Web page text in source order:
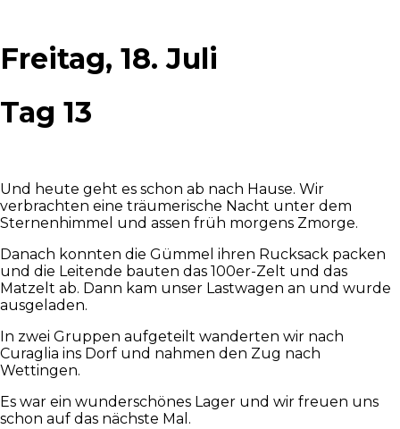
Freitag, 18. Juli
Tag 13
Und heute geht es schon ab nach Hause. Wir
verbrachten eine träumerische Nacht unter dem
Sternenhimmel und assen früh morgens Zmorge.
Danach konnten die Gümmel ihren Rucksack packen
und die Leitende bauten das 100er-Zelt und das
Matzelt ab. Dann kam unser Lastwagen an und wurde
ausgeladen.
In zwei Gruppen aufgeteilt wanderten wir nach
Curaglia ins Dorf und nahmen den Zug nach
Wettingen.
Es war ein wunderschönes Lager und wir freuen uns
schon auf das nächste Mal.